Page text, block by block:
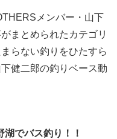
メンバー・山下
まとめられたカテゴリ
らない釣りをひたすら
健二郎の釣りベース動
湖でバス釣り！！